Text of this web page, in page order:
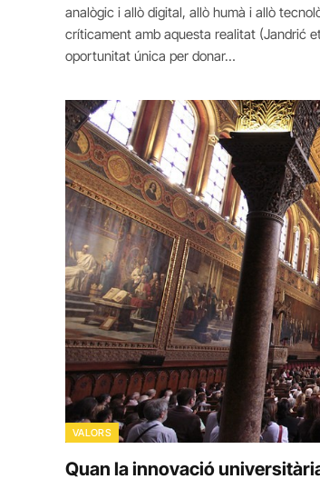
analògic i allò digital, allò humà i allò
críticament amb aquesta realitat (Jandrić
oportunitat única per donar…
VALORS
Quan la innovació